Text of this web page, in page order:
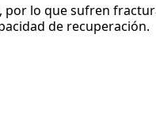
lo que sufren
de recuperación.